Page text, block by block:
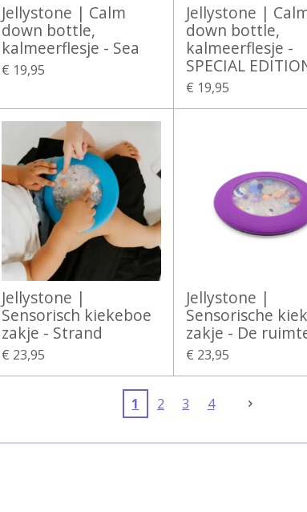
Jellystone | Calm
down bottle,
kalmeerflesje - Sea
€ 19,95
Jellystone |
down bottle,
kalmeerflesje -
SPECIAL
€ 19,95
Jellystone |
Sensorisch kiekeboe
zakje - Strand
€ 23,95
Jellystone |
Sensorische
zakje - De
€ 23,95
1 2 3 4